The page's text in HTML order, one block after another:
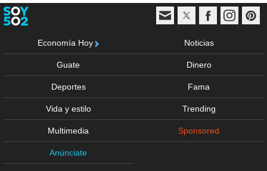
Economía Hoy Noticias
Guate Dinero
Deportes Fama
Vida y estilo Trending
Multimedia Sponsored
Anúnciate